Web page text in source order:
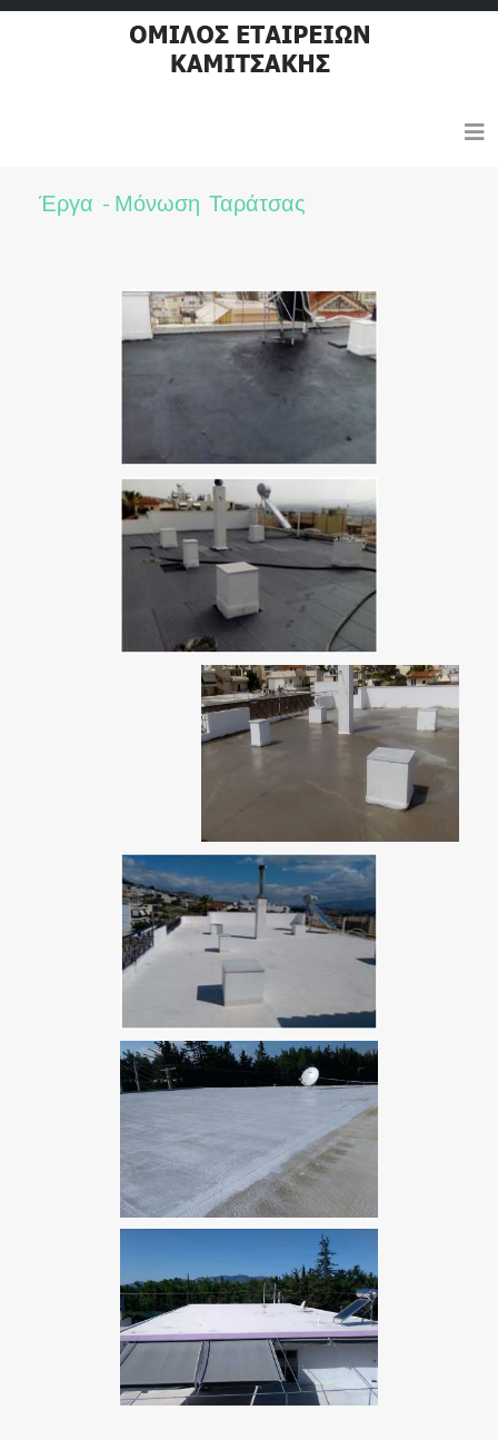
Έργα - Μόνωση Ταράτσας